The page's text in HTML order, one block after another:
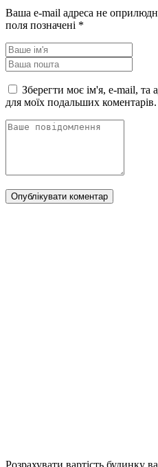
Ваша e-mail адреса не
поля позначені *
Зберегти моє ім'я, e-mail, та
для моїх подальших коментарів.
Опублікувати коментар